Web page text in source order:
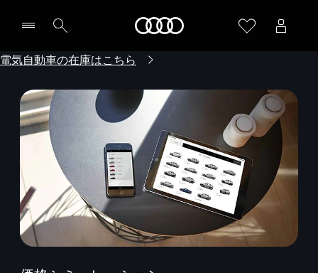
電気自動車の在庫はこちら